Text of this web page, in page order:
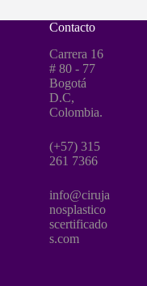
Contacto
Carrera 16
# 80 - 77
Bogotá
D.C,
Colombia.
(+57) 315
261 7366
info@ciruja
nosplastico
scertificado
s.com